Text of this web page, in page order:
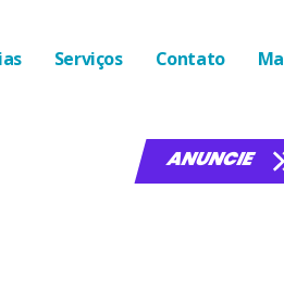
Serviços Contato
ANUNCIE